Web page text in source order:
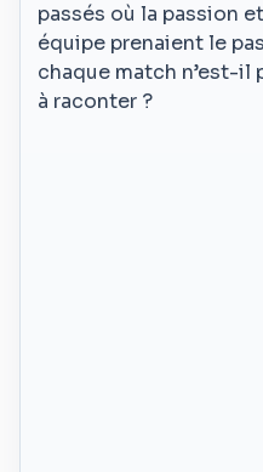
passés où la passion
équipe prenaient le
chaque match n’est-il
à raconter ?